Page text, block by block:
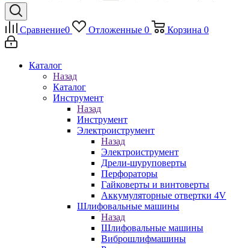
Сравнение0 Отложенные 0 Корзина 0
Каталог
Назад
Каталог
Инструмент
Назад
Инструмент
Электроиструмент
Назад
Электроиструмент
Дрели-шуруповерты
Перфораторы
Гайковерты и винтоверты
Аккумуляторные отвертки 4V
Шлифовальные машины
Назад
Шлифовальные машины
Виброшлифмашины